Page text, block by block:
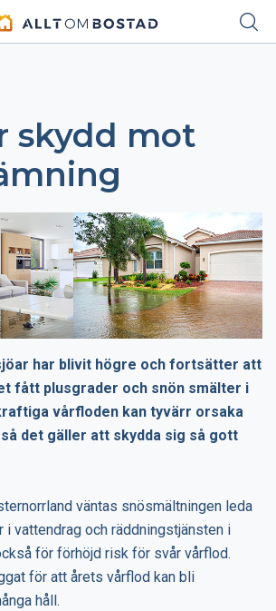
skydd mot
har blivit högre och fortsätter att
fått plusgrader och snön smälter i
vårfloden kan tyvärr orsaka
det gäller att skydda sig så gott
väntas snösmältningen leda
i vattendrag och räddningstjänsten i
för förhöjd risk för svår vårflod.
för att årets vårflod kan bli
håll.